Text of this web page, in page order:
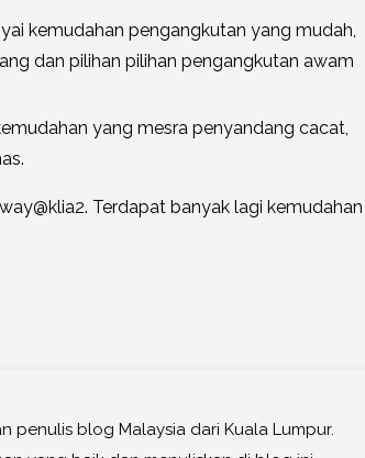
kemudahan pengangkutan yang mudah,
dan pilihan pilihan pengangkutan awam
yang mesra penyandang cacat,
Terdapat banyak lagi kemudahan
penulis blog Malaysia dari Kuala Lumpur.